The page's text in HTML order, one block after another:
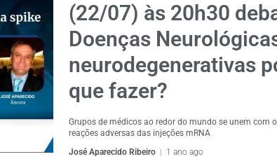
(22/07) às 20h30
Doenças
neurodegenerativas
que fazer?
Grupos de médicos ao redor do mundo se unem com
reações adversas das injeções mRNA
José Aparecido Ribeiro
1 ano ago